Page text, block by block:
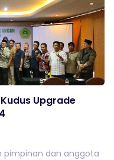
Upgrade
pimpinan dan anggota